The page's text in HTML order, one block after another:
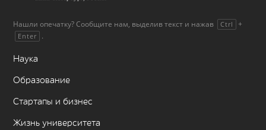
Нашли опечатку? Сообщите нам, выделив текст и нажав Ctrl +
Enter .
Наука
Образование
Стартапы и бизнес
Жизнь университета